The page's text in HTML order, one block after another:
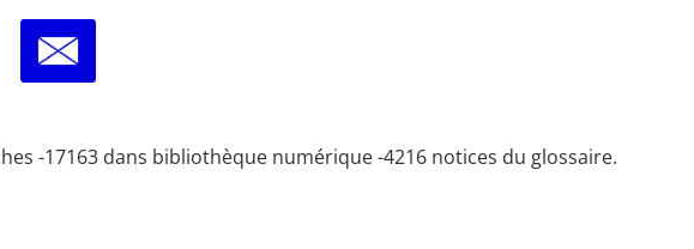
-17163 dans bibliothèque numérique -4216 notices du glossaire.